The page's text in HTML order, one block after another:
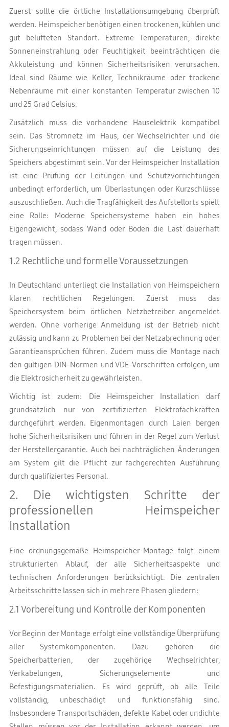
Zuerst sollte die örtliche Installationsumgebung überprüft
werden. Heimspeicher benötigen einen trockenen, kühlen und
gut belüfteten Standort. Extreme Temperaturen, direkte
Sonneneinstrahlung oder Feuchtigkeit beeinträchtigen die
Akkuleistung und können Sicherheitsrisiken verursachen.
Ideal sind Räume wie Keller, Technikräume oder trockene
Nebenräume mit einer konstanten Temperatur zwischen 10
und 25 Grad Celsius.
Zusätzlich muss die vorhandene Hauselektrik kompatibel
sein. Das Stromnetz im Haus, der Wechselrichter und die
Sicherungseinrichtungen müssen auf die Leistung des
Speichers abgestimmt sein. Vor der Heimspeicher Installation
ist eine Prüfung der Leitungen und Schutzvorrichtungen
unbedingt erforderlich, um Überlastungen oder Kurzschlüsse
auszuschließen. Auch die Tragfähigkeit des Aufstellorts spielt
eine Rolle: Moderne Speichersysteme haben ein hohes
Eigengewicht, sodass Wand oder Boden die Last dauerhaft
tragen müssen.
1.2 Rechtliche und formelle Voraussetzungen
In Deutschland unterliegt die Installation von Heimspeichern
klaren rechtlichen Regelungen. Zuerst muss das
Speichersystem beim örtlichen Netzbetreiber angemeldet
werden. Ohne vorherige Anmeldung ist der Betrieb nicht
zulässig und kann zu Problemen bei der Netzabrechnung oder
Garantieansprüchen führen. Zudem muss die Montage nach
den gültigen DIN-Normen und VDE-Vorschriften erfolgen, um
die Elektrosicherheit zu gewährleisten.
Wichtig ist zudem: Die Heimspeicher Installation darf
grundsätzlich nur von zertifizierten Elektrofachkräften
durchgeführt werden. Eigenmontagen durch Laien bergen
hohe Sicherheitsrisiken und führen in der Regel zum Verlust
der Herstellergarantie. Auch bei nachträglichen Änderungen
am System gilt die Pflicht zur fachgerechten Ausführung
durch qualifiziertes Personal.
2. Die wichtigsten Schritte der
professionellen Heimspeicher
Installation
Eine ordnungsgemäße Heimspeicher-Montage folgt einem
strukturierten Ablauf, der alle Sicherheitsaspekte und
technischen Anforderungen berücksichtigt. Die zentralen
Arbeitsschritte lassen sich in mehrere Phasen gliedern:
2.1 Vorbereitung und Kontrolle der Komponenten
Vor Beginn der Montage erfolgt eine vollständige Überprüfung
aller Systemkomponenten. Dazu gehören die
Speicherbatterien, der zugehörige Wechselrichter,
Verkabelungen, Sicherungselemente und
Befestigungsmaterialien. Es wird geprüft, ob alle Teile
vollständig, unbeschädigt und funktionsfähig sind.
Insbesondere Transportschäden, defekte Kabel oder undichte